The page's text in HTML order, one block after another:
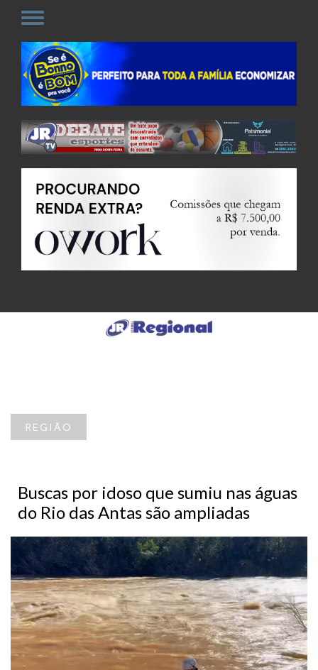
REGIÃO
Buscas por idoso que sumiu nas águas
do Rio das Antas são ampliadas